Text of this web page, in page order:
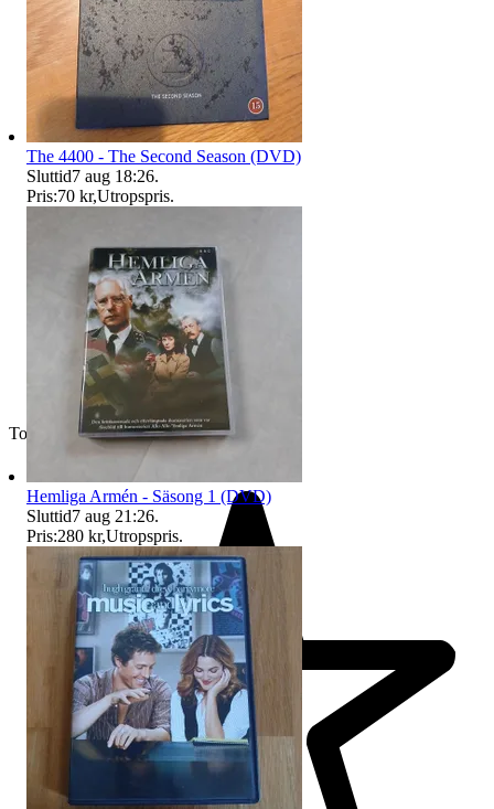
Toppsäljare
The 4400 - The Second Season (DVD)
Sluttid7 aug 18:26.
Pris:70 kr,Utropspris.
Hemliga Armén - Säsong 1 (DVD)
Sluttid7 aug 21:26.
Pris:280 kr,Utropspris.